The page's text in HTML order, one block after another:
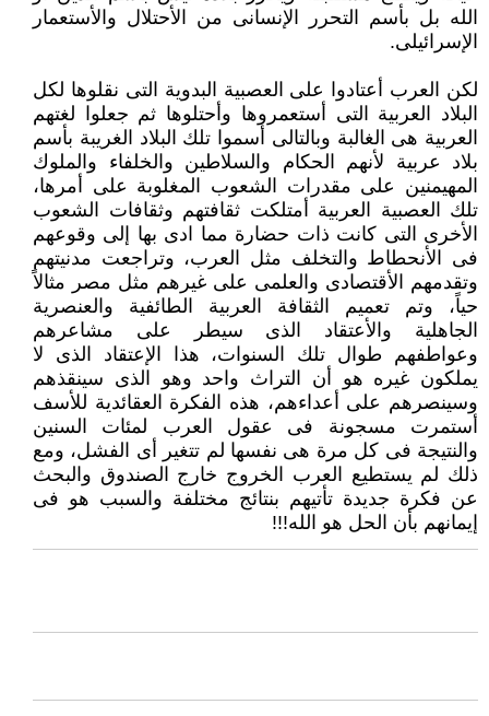
الله بل بأسم التحرر الإنسانى من الأحتلال والأستعمار
الإسرائيلى.‏
لكن العرب أعتادوا على العصبية البدوية التى نقلوها لكل
البلاد العربية التى أستعمروها وأحتلوها ثم جعلوا لغتهم
العربية هى الغالبة ‏وبالتالى أسموا تلك البلاد الغريبة بأسم
بلاد عربية لأنهم الحكام والسلاطين والخلفاء والملوك
المهيمنين على مقدرات الشعوب ‏المغلوبة على أمرها،
تلك العصبية العربية أمتلكت ثقافتهم وثقافات الشعوب
الأخرى التى كانت ذات حضارة مما ادى بها إلى وقوعهم
‏فى الأنحطاط والتخلف مثل العرب، وتراجعت مدنيتهم
وتقدمهم الأقتصادى والعلمى على غيرهم مثل مصر مثالاً
حياً، وتم تعميم ‏الثقافة العربية الطائفية والعنصرية
الجاهلية والأعتقاد الذى سيطر على مشاعرهم
وعواطفهم طوال تلك السنوات، هذا الإعتقاد الذى ‏لا
يملكون غيره هو أن التراث واحد وهو الذى سينقذهم
وسينصرهم على أعداءهم، هذه الفكرة العقائدية للأسف
أستمرت مسجونة فى ‏عقول العرب لمئات السنين
والنتيجة فى كل مرة هى نفسها لم تتغير أى الفشل، ومع
ذلك لم يستطيع العرب الخروج خارج الصندوق ‏والبحث
عن فكرة جديدة تأتيهم بنتائج مختلفة والسبب هو فى
إيمانهم بأن الحل هو الله!!! ‏